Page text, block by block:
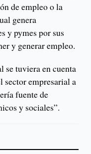
de empleo o la
genera
y pymes por sus
y generar empleo.
se tuviera en cuenta
sector empresarial a
fuente de
y sociales”.